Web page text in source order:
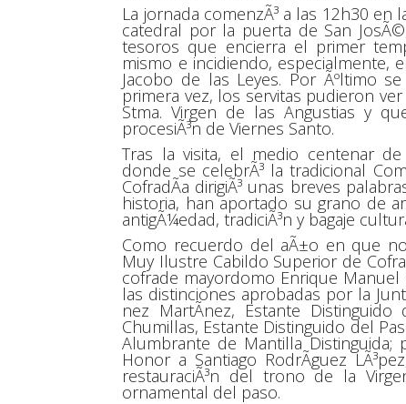
La jornada comenzÃ³ a las 12h30
catedral por la puerta de San
tesoros que encierra el primer
mismo e incidiendo, especialmente,
Jacobo de las Leyes. Por Ãºltimo
primera vez, los servitas pudieron
Stma. Virgen de las Angustias y
procesiÃ³n de Viernes Santo.
Tras la visita, el medio centenar de
donde se celebrÃ³ la tradicional
CofradÃ­a dirigiÃ³ unas breves
historia, han aportado su grano de
antigÃ¼edad, tradiciÃ³n y bagaje
Como recuerdo del aÃ±o en que
Muy Ilustre Cabildo Superior de
cofrade mayordomo Enrique Manuel
las distinciones aprobadas por la
nez MartÃ­nez, Estante Distinguido
Chumillas, Estante Distinguido del
Alumbrante de Mantilla
Honor a Santiago RodrÃ­guez
restauraciÃ³n del trono de la
ornamental del paso.